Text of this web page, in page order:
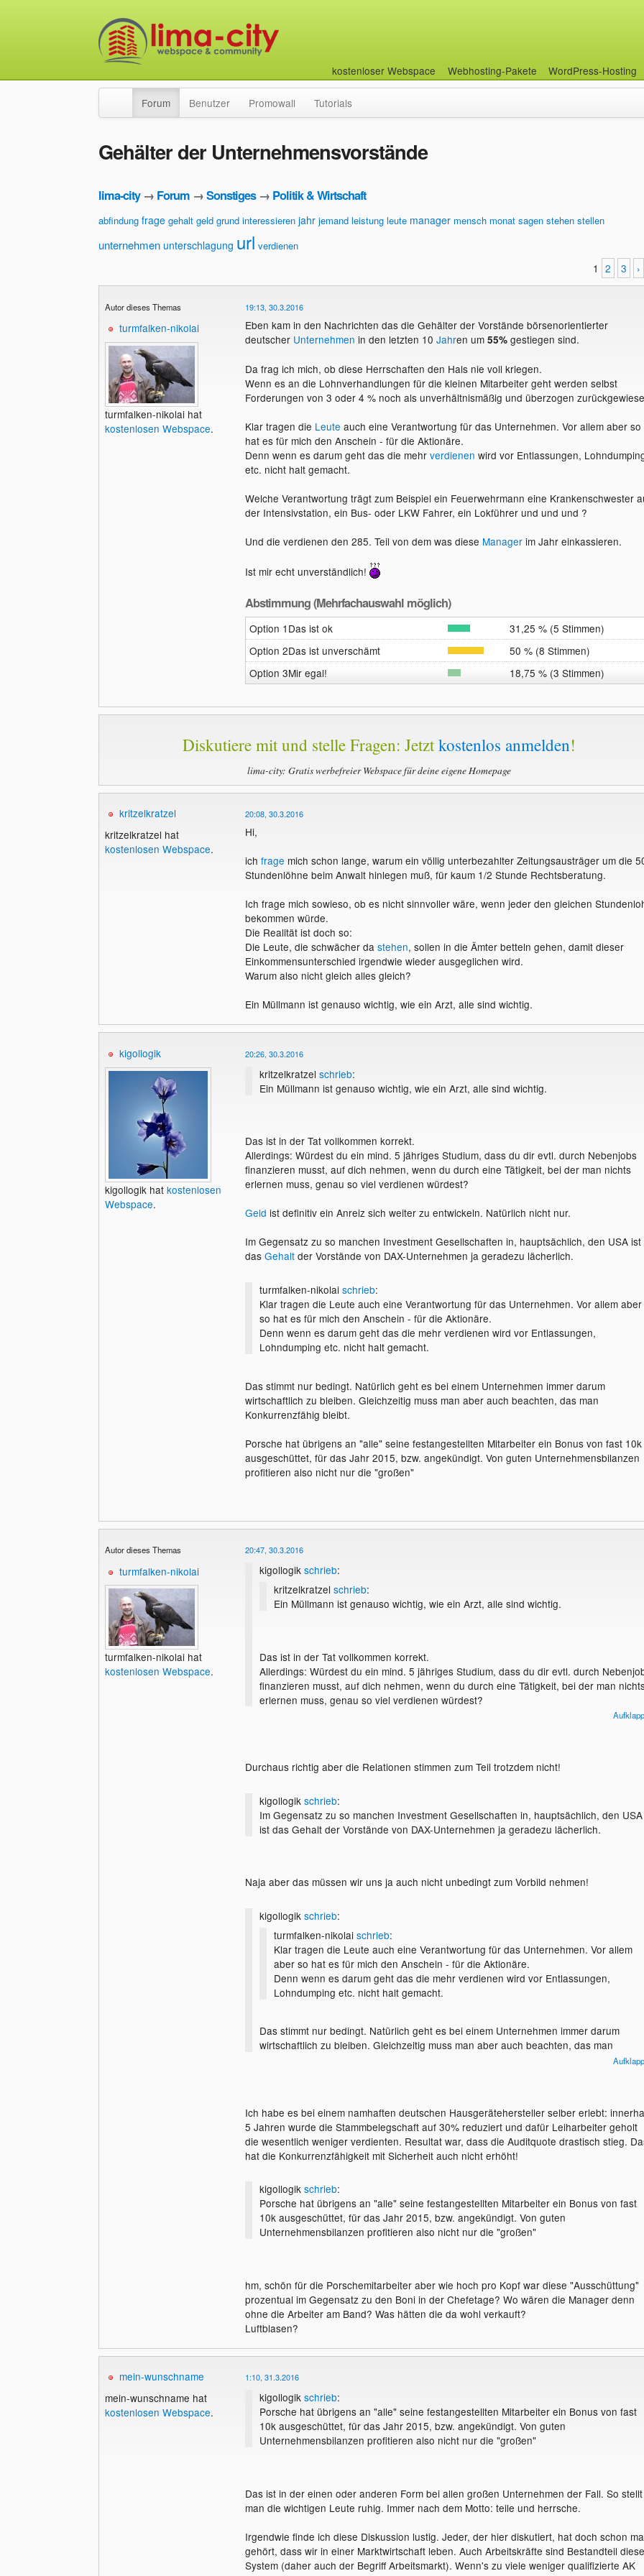
kostenloser Webspace Webhosting-Pakete WordPress-Hosting
Forum Benutzer Promowall Tutorials
Gehälter der Unternehmensvorstände
lima-city→ Forum →Sonstiges→ Politik & Wirtschaft
abfindung frage gehalt geld grund interessieren jahr jemand leistung leute manager mensch monat sagen stehen stellen
unternehmen unterschlagung url verdienen
1 2 3 ›
Autor dieses Themas
turmfalken-nikolai
turmfalken-nikolai hat
kostenlosen Webspace.
19:13, 30.3.2016
Eben kam in den Nachrichten das die Gehälter der Vorstände börsenorientierter
deutscher Unternehmen in den letzten 10 Jahren um 55%gestiegen sind.
Da frag ich mich, ob diese Herrschaften den Hals nie voll kriegen.
Wenn es an die Lohnverhandlungen für die kleinen Mitarbeiter geht werden selbst
Forderungen von 3 oder 4 % noch als unverhältnismäßig und überzogen
Klar tragen die Leute auch eine Verantwortung für das Unternehmen. Vor allem aber so
hat es für mich den Anschein - für die Aktionäre.
Denn wenn es darum geht das die mehr verdienen wird vor Entlassungen,
etc. nicht halt gemacht.
Welche Verantwortung trägt zum Beispiel ein Feuerwehrmann eine Krankenschwester
der Intensivstation, ein Bus- oder LKW Fahrer, ein Lokführer und und und ?
Und die verdienen den 285. Teil von dem was diese Managerim Jahr einkassieren.
Ist mir echt unverständlich!
Abstimmung (Mehrfachauswahl möglich)
Option 1Das ist ok
31,25 % (5 Stimmen)
Option 2Das ist unverschämt
50 % (8 Stimmen)
Option 3Mir egal!
18,75 % (3 Stimmen)
Diskutiere mit und stelle Fragen: Jetztkostenlos anmelden!
lima-city: Gratis werbefreier Webspace für deine eigene Homepage
kritzelkratzel
kritzelkratzel hat
kostenlosen Webspace.
20:08, 30.3.2016
Hi,
ich frage mich schon lange, warum ein völlig unterbezahlter Zeitungsausträger um die
Stundenlöhne beim Anwalt hinlegen muß, für kaum 1/2 Stunde Rechtsberatung.
Ich frage mich sowieso, ob es nicht sinnvoller wäre, wenn jeder den gleichen
bekommen würde.
Die Realität ist doch so:
Die Leute, die schwächer da stehen, sollen in die Ämter betteln gehen, damit dieser
Einkommensunterschied irgendwie wieder ausgeglichen wird.
Warum also nicht gleich alles gleich?
Ein Müllmann ist genauso wichtig, wie ein Arzt, alle sind wichtig.
kigollogik
kigollogik hat kostenlosen
Webspace.
20:26, 30.3.2016
kritzelkratzel schrieb:
Ein Müllmann ist genauso wichtig, wie ein Arzt, alle sind wichtig.
Das ist in der Tat vollkommen korrekt.
Allerdings: Würdest du ein mind. 5 jähriges Studium, dass du dir evtl. durch Nebenjobs
finanzieren musst, auf dich nehmen, wenn du durch eine Tätigkeit, bei der man nichts
erlernen muss, genau so viel verdienen würdest?
Geld ist definitiv ein Anreiz sich weiter zu entwickeln. Natürlich nicht nur.
Im Gegensatz zu so manchen Investment Gesellschaften in, hauptsächlich, den USA ist
das Gehaltder Vorstände von DAX-Unternehmen ja geradezu lächerlich.
turmfalken-nikolai schrieb:
Klar tragen die Leute auch eine Verantwortung für das Unternehmen. Vor allem aber
so hat es für mich den Anschein - für die Aktionäre.
Denn wenn es darum geht das die mehr verdienen wird vor Entlassungen,
Lohndumping etc. nicht halt gemacht.
Das stimmt nur bedingt. Natürlich geht es bei einem Unternehmen immer darum
wirtschaftlich zu bleiben. Gleichzeitig muss man aber auch beachten, das man
Konkurrenzfähig bleibt.
Porsche hat übrigens an "alle" seine festangestellten Mitarbeiter ein Bonus von fast 10k
ausgeschüttet, für das Jahr 2015, bzw. angekündigt. Von guten Unternehmensbilanzen
profitieren also nicht nur die "großen"
Autor dieses Themas
turmfalken-nikolai
turmfalken-nikolai hat
kostenlosen Webspace.
20:47, 30.3.2016
kigollogik schrieb:
kritzelkratzel schrieb:
Ein Müllmann ist genauso wichtig, wie ein Arzt, alle sind wichtig.
Das ist in der Tat vollkommen korrekt.
Allerdings: Würdest du ein mind. 5 jähriges Studium, dass du dir evtl. durch
finanzieren musst, auf dich nehmen, wenn du durch eine Tätigkeit, bei der man
erlernen muss, genau so viel verdienen würdest?
Durchaus richtig aber die Relationen stimmen zum Teil trotzdem nicht!
kigollogik schrieb:
Im Gegensatz zu so manchen Investment Gesellschaften in, hauptsächlich, den USA
ist das Gehalt der Vorstände von DAX-Unternehmen ja geradezu lächerlich.
Naja aber das müssen wir uns ja auch nicht unbedingt zum Vorbild nehmen!
kigollogik schrieb:
turmfalken-nikolai schrieb:
Klar tragen die Leute auch eine Verantwortung für das Unternehmen. Vor allem
aber so hat es für mich den Anschein - für die Aktionäre.
Denn wenn es darum geht das die mehr verdienen wird vor Entlassungen,
Lohndumping etc. nicht halt gemacht.
Das stimmt nur bedingt. Natürlich geht es bei einem Unternehmen immer darum
wirtschaftlich zu bleiben. Gleichzeitig muss man aber auch beachten, das man
Ich habe es bei einem namhaften deutschen Hausgerätehersteller selber erlebt:
5 Jahren wurde die Stammbelegschaft auf 30% reduziert und dafür Leiharbeiter geholt
die wesentlich weniger verdienten. Resultat war, dass die Auditquote drastisch stieg.
hat die Konkurrenzfähigkeit mit Sicherheit auch nicht erhöht!
kigollogik schrieb:
Porsche hat übrigens an "alle" seine festangestellten Mitarbeiter ein Bonus von fast
10k ausgeschüttet, für das Jahr 2015, bzw. angekündigt. Von guten
Unternehmensbilanzen profitieren also nicht nur die "großen"
hm, schön für die Porschemitarbeiter aber wie hoch pro Kopf war diese "Ausschüttung"
prozentual im Gegensatz zu den Boni in der Chefetage? Wo wären die Manager denn
ohne die Arbeiter am Band? Was hätten die da wohl verkauft?
Luftblasen?
mein-wunschname
mein-wunschname hat
kostenlosen Webspace.
1:10, 31.3.2016
kigollogik schrieb:
Porsche hat übrigens an "alle" seine festangestellten Mitarbeiter ein Bonus von fast
10k ausgeschüttet, für das Jahr 2015, bzw. angekündigt. Von guten
Unternehmensbilanzen profitieren also nicht nur die "großen"
Das ist in der einen oder anderen Form bei allen großen Unternehmen der Fall. So stellt
man die wichtigen Leute ruhig. Immer nach dem Motto: teile und herrsche.
Irgendwie finde ich diese Diskussion lustig. Jeder, der hier diskutiert, hat doch schon
gehört, dass wir in einer Marktwirtschaft leben. Auch Arbeitskräfte sind Bestandteil
System (daher auch der Begriff Arbeitsmarkt). Wenn's zu viele weniger qualifizierte AK